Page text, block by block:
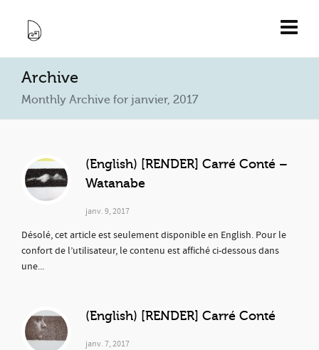
Archive
Monthly Archive for janvier, 2017
(English) [RENDER] Carré Conté –
Watanabe
janv. 9, 2017
Désolé, cet article est seulement disponible en English. Pour le
confort de l’utilisateur, le contenu est affiché ci-dessous dans
une...
(English) [RENDER] Carré Conté
janv. 7, 2017